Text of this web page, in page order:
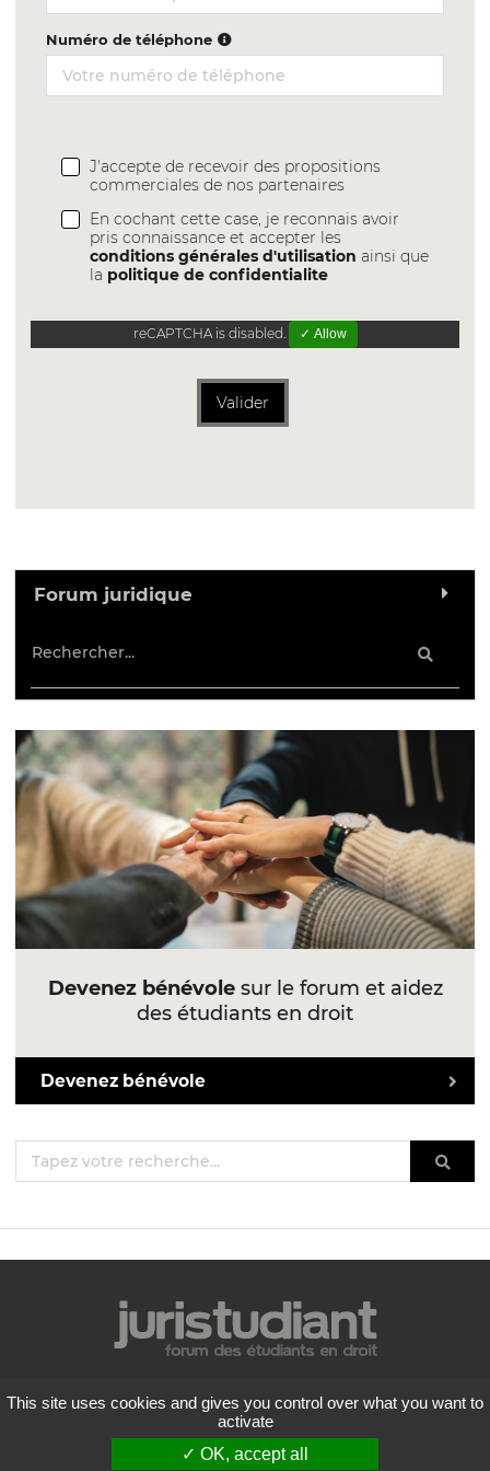
Numéro de téléphone
J'accepte de recevoir des propositions
commerciales de nos partenaires
En cochant cette case, je reconnais avoir
pris connaissance et accepter les
conditions générales d'utilisation ainsi que
la politique de confidentialite
reCAPTCHA is disabled. ✓ Allow
Valider
Forum juridique
Devenez bénévolesur le forum et aidez
des étudiants en droit
Devenez bénévole
Mentions légales
Politique de confidentialité
Conditions générales d'utilisation
Liste des forums
This site uses cookies and gives you control over what you want to
activate
✓ OK, accept all